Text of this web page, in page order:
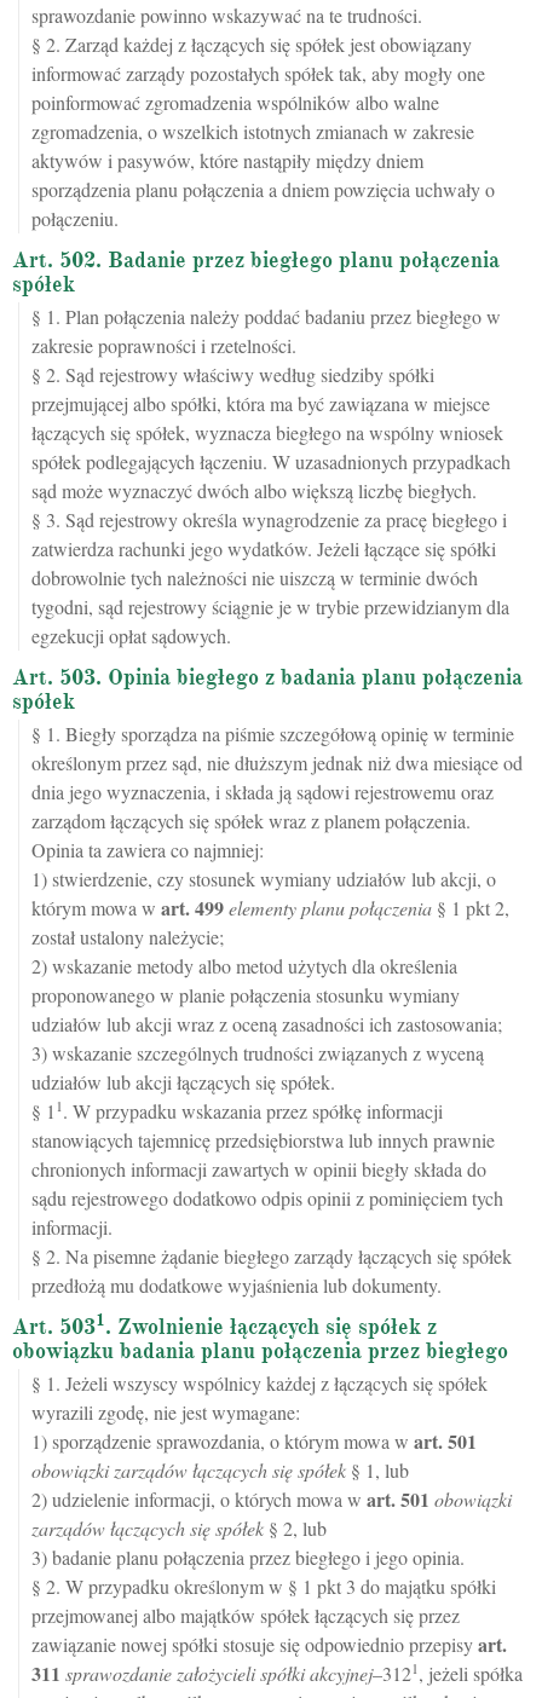
sprawozdanie powinno wskazywać na te trudności.
§ 2. Zarząd każdej z łączących się spółek jest obowiązany
informować zarządy pozostałych spółek tak, aby mogły one
poinformować zgromadzenia wspólników albo walne
zgromadzenia, o wszelkich istotnych zmianach w zakresie
aktywów i pasywów, które nastąpiły między dniem
sporządzenia planu połączenia a dniem powzięcia uchwały o
połączeniu.
Art. 502. Badanie przez biegłego planu połączenia
spółek
§ 1. Plan połączenia należy poddać badaniu przez biegłego w
zakresie poprawności i rzetelności.
§ 2. Sąd rejestrowy właściwy według siedziby spółki
przejmującej albo spółki, która ma być zawiązana w miejsce
łączących się spółek, wyznacza biegłego na wspólny wniosek
spółek podlegających łączeniu. W uzasadnionych przypadkach
sąd może wyznaczyć dwóch albo większą liczbę biegłych.
§ 3. Sąd rejestrowy określa wynagrodzenie za pracę biegłego i
zatwierdza rachunki jego wydatków. Jeżeli łączące się spółki
dobrowolnie tych należności nie uiszczą w terminie dwóch
tygodni, sąd rejestrowy ściągnie je w trybie przewidzianym dla
egzekucji opłat sądowych.
Art. 503. Opinia biegłego z badania planu połączenia
spółek
§ 1. Biegły sporządza na piśmie szczegółową opinię w terminie
określonym przez sąd, nie dłuższym jednak niż dwa miesiące od
dnia jego wyznaczenia, i składa ją sądowi rejestrowemu oraz
zarządom łączących się spółek wraz z planem połączenia.
Opinia ta zawiera co najmniej:
1) stwierdzenie, czy stosunek wymiany udziałów lub akcji, o
którym mowa w art.499elementy planu połączenia § 1 pkt 2,
został ustalony należycie;
2) wskazanie metody albo metod użytych dla określenia
proponowanego w planie połączenia stosunku wymiany
udziałów lub akcji wraz z oceną zasadności ich zastosowania;
3) wskazanie szczególnych trudności związanych z wyceną
udziałów lub akcji łączących się spółek.
§ 1 1. W przypadku wskazania przez spółkę informacji
stanowiących tajemnicę przedsiębiorstwa lub innych prawnie
chronionych informacji zawartych w opinii biegły składa do
sądu rejestrowego dodatkowo odpis opinii z pominięciem tych
informacji.
§ 2. Na pisemne żądanie biegłego zarządy łączących się spółek
przedłożą mu dodatkowe wyjaśnienia lub dokumenty.
Art. 5031. Zwolnienie łączących się spółek z
obowiązku badania planu połączenia przez biegłego
§ 1. Jeżeli wszyscy wspólnicy każdej z łączących się spółek
wyrazili zgodę, nie jest wymagane:
1) sporządzenie sprawozdania, o którym mowa w art.501
obowiązki zarządów łączących się spółek § 1, lub
2) udzielenie informacji, o których mowa w art.501 obowiązki
zarządów łączących się spółek § 2, lub
3) badanie planu połączenia przez biegłego i jego opinia.
§ 2. W przypadku określonym w § 1 pkt 3 do majątku spółki
przejmowanej albo majątków spółek łączących się przez
zawiązanie nowej spółki stosuje się odpowiednio przepisyart.
311 sprawozdanie założycieli spółki akcyjnej–3121, jeżeli spółka